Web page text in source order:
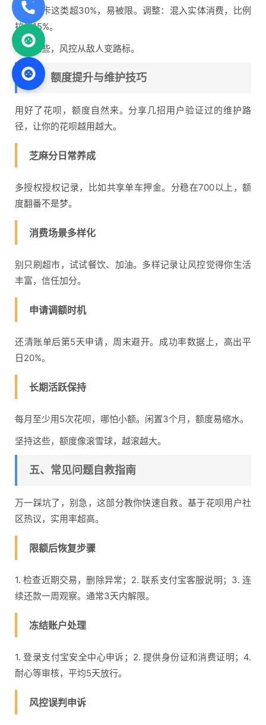
游戏点卡这类超30%，易被限。调整：混入实体消费，比例
拉到15%。
掌握这些，风控从敌人变路标。
四、额度提升与维护技巧
用好了花呗，额度自然来。分享几招用户验证过的维护路
径，让你的花呗越用越大。
芝麻分日常养成
多授权授权记录，比如共享单车押金。分稳在700以上，额
度翻番不是梦。
消费场景多样化
别只刷超市，试试餐饮、加油。多样记录让风控觉得你生活
丰富，信任加分。
申请调额时机
还清账单后第5天申请，周末避开。成功率数据上，高出平
日20%。
长期活跃保持
每月至少用5次花呗，哪怕小额。闲置3个月，额度易缩水。
坚持这些，额度像滚雪球，越滚越大。
五、常见问题自救指南
万一踩坑了，别急，这部分教你快速自救。基于花呗用户社
区热议，实用率超高。
限额后恢复步骤
1. 检查近期交易，删除异常；2. 联系支付宝客服说明；3. 连
续还款一周观察。通常3天内解限。
冻结账户处理
1. 登录支付宝安全中心申诉；2. 提供身份证和消费证明；4.
耐心等审核，平均5天放行。
风控误判申诉